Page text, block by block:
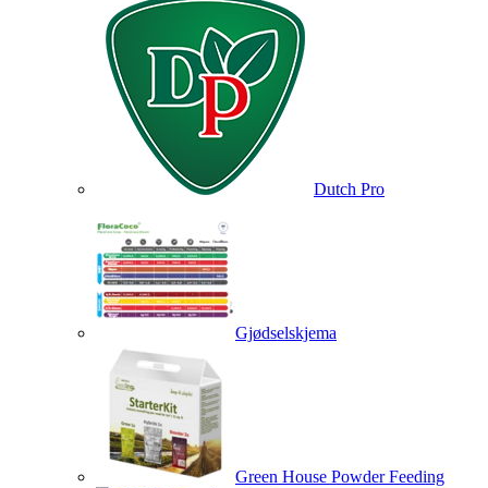
Dutch Pro
Gjødselskjema
Green House Powder Feeding